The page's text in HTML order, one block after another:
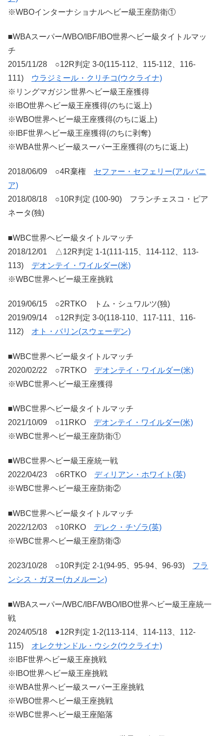
※WBOインターナショナルヘビー級王座防衛①
■WBAスーパー/WBO/IBF/IBO世界ヘビー級タイトルマッ
チ
2015/11/28 ○12R判定 3-0(115-112、115-112、116-
111)
ウラジミール・クリチコ(ウクライナ)
※リングマガジン世界ヘビー級王座獲得
※IBO世界ヘビー級王座獲得(のちに返上)
※WBO世界ヘビー級王座獲得(のちに返上)
※IBF世界ヘビー級王座獲得(のちに剥奪)
※WBA世界ヘビー級スーパー王座獲得(のちに返上)
2018/06/09 ○4R棄権 セファー・セフェリー(アルバニ
ア)
2018/08/18 ○10R判定 (100-90) フランチェスコ・ピア
ネータ(独)
■WBC世界ヘビー級タイトルマッチ
2018/12/01 △12R判定 1-1(111-115、114-112、113-
113) デオンテイ・ワイルダー(米)
※WBC世界ヘビー級王座挑戦
2019/06/15 ○2RTKO トム・シュワルツ(独)
2019/09/14 ○12R判定 3-0(118-110、117-111、116-
112) オト・バリン(スウェーデン)
■WBC世界ヘビー級タイトルマッチ
2020/02/22 ○7RTKO デオンテイ・ワイルダー(米)
※WBC世界ヘビー級王座獲得
■WBC世界ヘビー級タイトルマッチ
2021/10/09 ○11RKO デオンテイ・ワイルダー(米)
※WBC世界ヘビー級王座防衛①
■WBC世界ヘビー級王座統一戦
2022/04/23 ○6RTKO ディリアン・ホワイト(英)
※WBC世界ヘビー級王座防衛②
■WBC世界ヘビー級タイトルマッチ
2022/12/03 ○10RKO デレク・チゾラ(英)
※WBC世界ヘビー級王座防衛③
2023/10/28 ○10R判定 2-1(94-95、95-94、96-93) フラ
ンシス・ガヌー(カメルーン)
■WBAスーパー/WBC/IBF/WBO/IBO世界ヘビー級王座統一
戦
2024/05/18 ●12R判定 1-2(113-114、114-113、112-
115) オレクサンドル・ウシク(ウクライナ)
※IBF世界ヘビー級王座挑戦
※IBO世界ヘビー級王座挑戦
※WBA世界ヘビー級スーパー王座挑戦
※WBO世界ヘビー級王座挑戦
※WBC世界ヘビー級王座陥落